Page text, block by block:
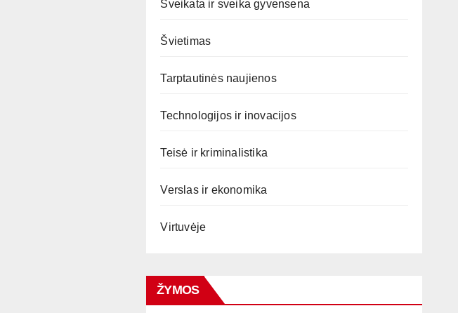
Sveikata ir sveika gyvensena
Švietimas
Tarptautinės naujienos
Technologijos ir inovacijos
Teisė ir kriminalistika
Verslas ir ekonomika
Virtuvėje
ŽYMOS